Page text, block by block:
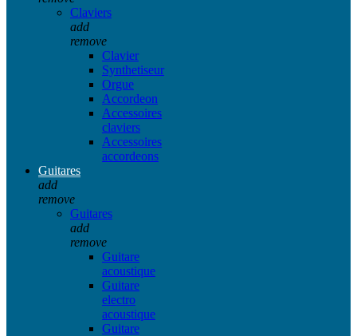
Claviers
add
remove
Clavier
Synthetiseur
Orgue
Accordeon
Accessoires
claviers
Accessoires
accordeons
Guitares
add
remove
Guitares
add
remove
Guitare
acoustique
Guitare
electro
acoustique
Guitare